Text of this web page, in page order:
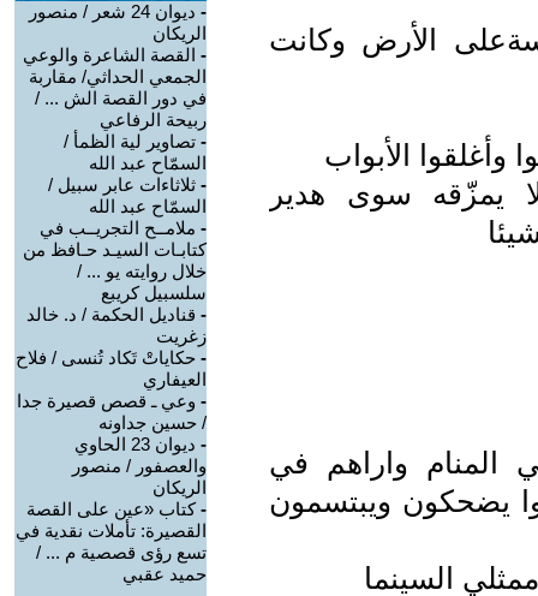
الأرض وكانت
وأغلقوا الأبواب
يمزّقه سوى هدير
المنام واراهم في
يضحكون ويبتسمون
السينما
-
ديوان 24 شعر / منصور
الريكان
- القصة الشاعرة والوعي
الجمعي الحداثي/ مقاربة
في دور القصة الش ... /
ربيحة الرفاعي
- تصاوير لية الظمأ /
السمّاح عبد الله
- ثلاثاءات عابر سبيل /
السمّاح عبد الله
- ملامــح التجريــب في
كتابـات السيـد حـافظ من
خلال روايته يو ... /
سلسبيل كريبع
- قناديل الحكمة / د. خالد
زغريت
- حكاياتْ تَكاد تُنسى / فلاح
العيفاري
- وعي ـ قصص قصيرة جدا
/ حسين جداونه
-
ديوان 23 الحاوي
والعصفور / منصور
الريكان
-كتاب «عين على القصة
القصيرة: تأملات نقدية في
تسع رؤى قصصية م ... /
حميد عقبي